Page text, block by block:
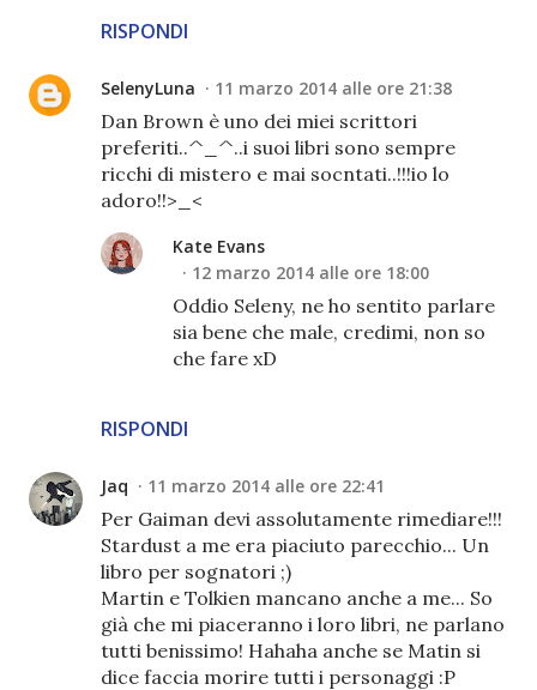
RISPONDI
SelenyLuna 11 marzo 2014 alle ore 21:38
Dan Brown è uno dei miei scrittori
preferiti..^_^..i suoi libri sono sempre
ricchi di mistero e mai socntati..!!!io lo
adoro!!>_<
RISPONDI
Kate Evans
12 marzo 2014 alle ore 18:00
Oddio Seleny, ne ho sentito parlare
sia bene che male, credimi, non so
che fare xD
Jaq 11 marzo 2014 alle ore 22:41
Per Gaiman devi assolutamente rimediare!!!
Stardust a me era piaciuto parecchio... Un
libro per sognatori ;)
Martin e Tolkien mancano anche a me... So
già che mi piaceranno i loro libri, ne parlano
tutti benissimo! Hahaha anche se Matin si
dice faccia morire tutti i personaggi :P